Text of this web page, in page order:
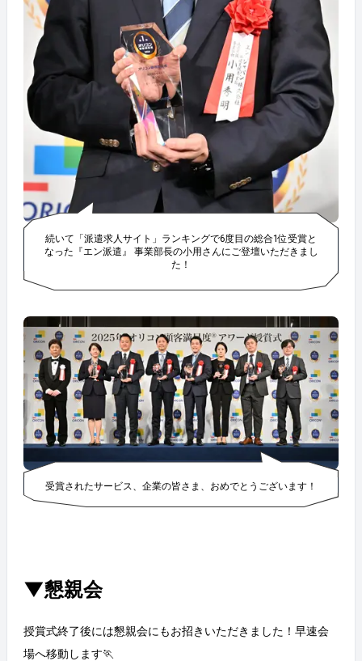
続いて「派遣求人サイト」ランキングで6度目の総合1位受賞と
なった『エン派遣』 事業部長の小用さんにご登壇いただきまし
た！
受賞されたサービス、企業の皆さま、おめでとうございます！
▼懇親会
授賞式終了後には懇親会にもお招きいただきました！早速会
場へ移動します🏃